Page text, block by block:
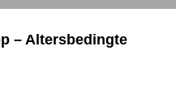
– Altersbedingte